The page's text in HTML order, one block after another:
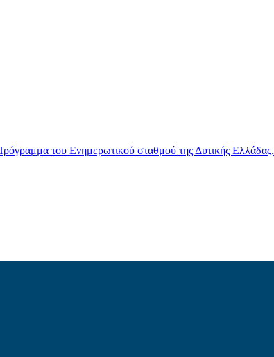
του Ενημερωτικού σταθμού της Δυτικής Ελλάδας.